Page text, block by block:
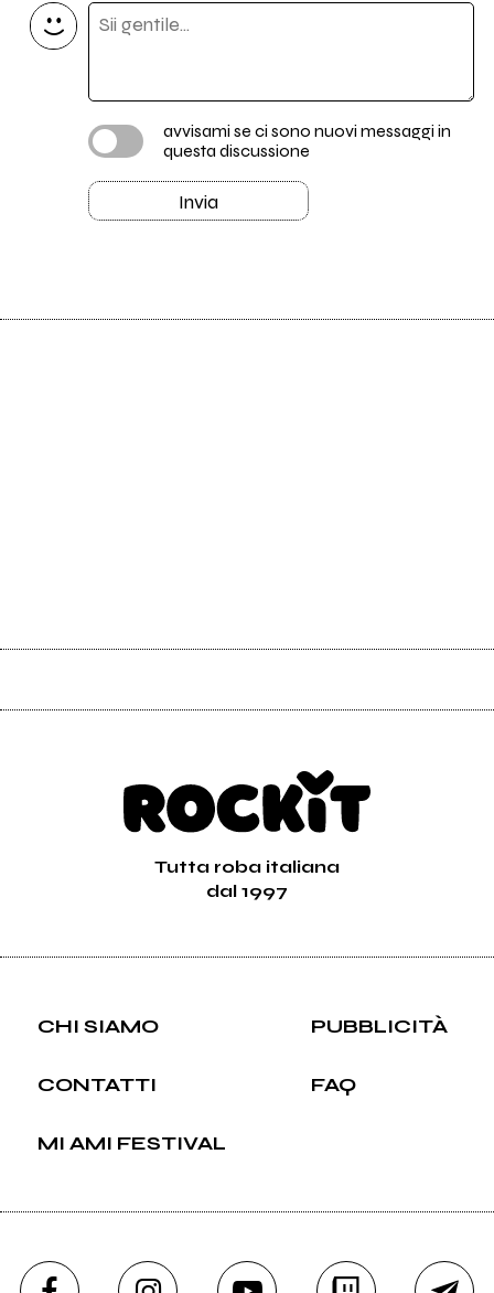
avvisami se ci sono nuovi messaggi in
questa discussione
Invia
Tutta roba italiana
dal 1997
CHI SIAMO PUBBLICITÀ
CONTATTI FAQ
MI AMI FESTIVAL